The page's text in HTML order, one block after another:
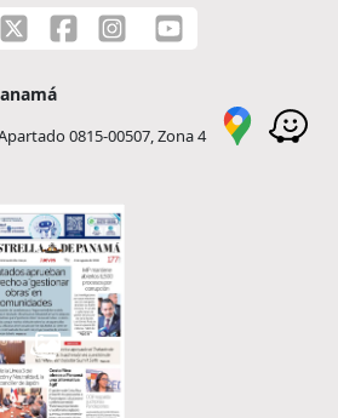
0815-00507, Zona 4